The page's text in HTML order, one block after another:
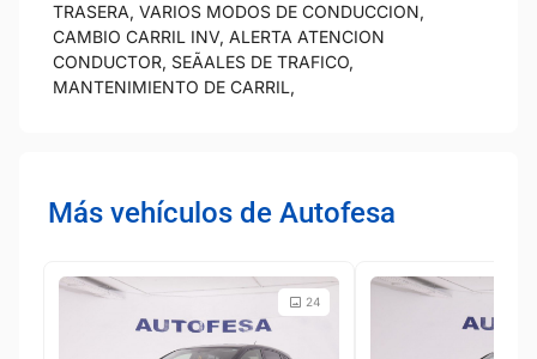
TRASERA, VARIOS MODOS DE CONDUCCION,
CAMBIO CARRIL INV, ALERTA ATENCION
CONDUCTOR, SEÃALES DE TRAFICO,
MANTENIMIENTO DE CARRIL,
Más vehículos de Autofesa
24